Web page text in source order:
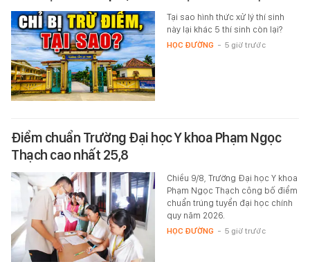
Tại sao hình thức xử lý thí sinh
này lại khác 5 thí sinh còn lại?
HỌC ĐƯỜNG - 5 giờ trước
Điểm chuẩn Trường Đại học Y khoa Phạm Ngọc
Thạch cao nhất 25,8
Chiều 9/8, Trường Đại học Y khoa
Phạm Ngọc Thạch công bố điểm
chuẩn trúng tuyển đại học chính
quy năm 2026.
HỌC ĐƯỜNG - 5 giờ trước